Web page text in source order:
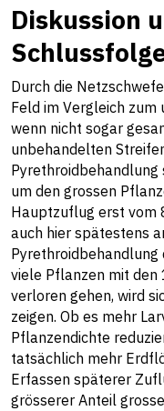
Diskussion
Durch die
Feld im Vergleich
wenn nicht sogar
unbehandelten
Pyrethroidbehandlung
um den grossen
Hauptzuflug erst vom
auch hier spätestens
Pyrethroidbehandlung
viele Pflanzen mit den
verloren gehen, wird
zeigen. Ob es mehr
Pflanzendichte
tatsächlich mehr
Erfassen späterer
grösserer Anteil